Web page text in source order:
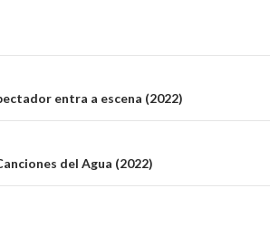
entra a escena (2022)
del Agua (2022)